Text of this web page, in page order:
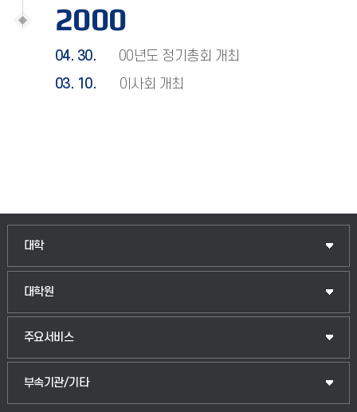
2000
04. 30.
00년도 정기총회 개최
03. 10.
이사회 개최
대학
인문융합공공인재학부
법경영학부
대학원
일반대학원
산업대학원
공공정책대학원
주요서비스
입학안내
웹메일
부속기관/기타
중앙도서관